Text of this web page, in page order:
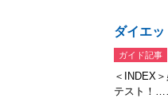
ダイエ
ガイド記事
＜INDEX
テスト！